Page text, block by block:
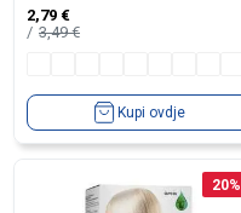
2,79 €
3,49€
Kupi ovdje
20%